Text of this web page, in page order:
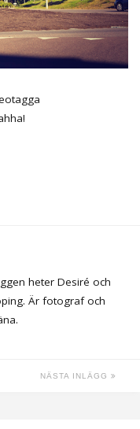
heter Desiré och
Är fotograf och
NÄSTA INLÄGG